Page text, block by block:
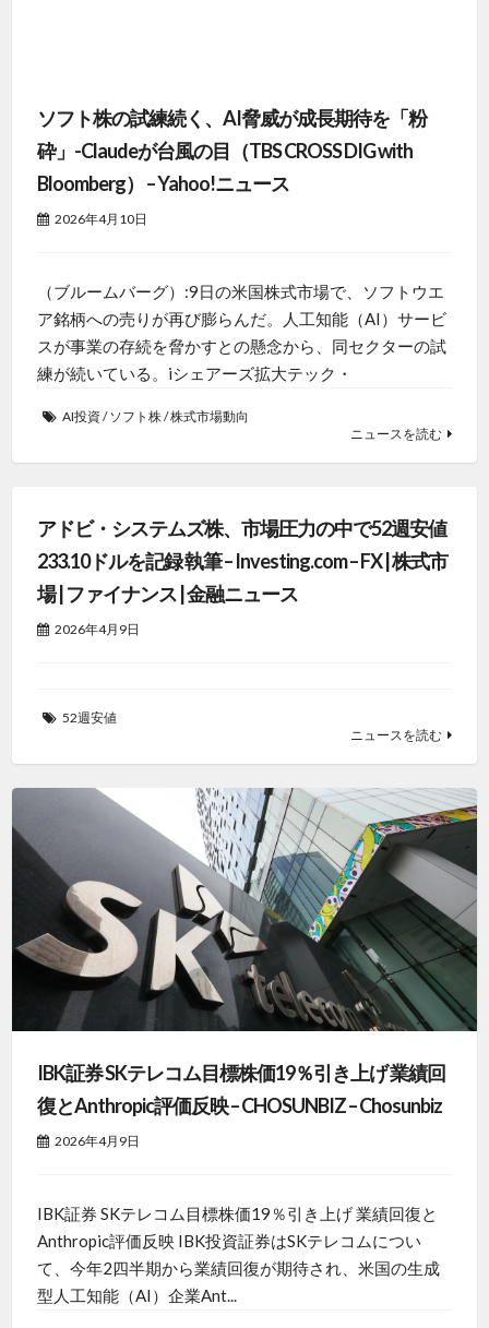
ソフト株の試練続く、AI脅威が成長期待を「粉
砕」-Claudeが台風の目（TBS CROSS DIG with
Bloomberg） – Yahoo!ニュース
2026年4月10日
（ブルームバーグ）:9日の米国株式市場で、ソフトウエ
ア銘柄への売りが再び膨らんだ。人工知能（AI）サービ
スが事業の存続を脅かすとの懸念から、同セクターの試
練が続いている。iシェアーズ拡大テック・
AI投資/ソフト株/株式市場動向
ニュースを読む
アドビ・システムズ株、市場圧力の中で52週安値
233.10ドルを記録 執筆 – Investing.com – FX | 株式市
場 | ファイナンス | 金融ニュース
2026年4月9日
52週安値
ニュースを読む
IBK証券 SKテレコム目標株価19％引き上げ 業績回
復とAnthropic評価反映 – CHOSUNBIZ – Chosunbiz
2026年4月9日
IBK証券 SKテレコム目標株価19％引き上げ 業績回復と
Anthropic評価反映 IBK投資証券はSKテレコムについ
て、今年2四半期から業績回復が期待され、米国の生成
型人工知能（AI）企業Ant...